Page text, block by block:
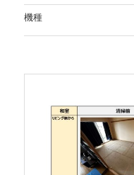
機種